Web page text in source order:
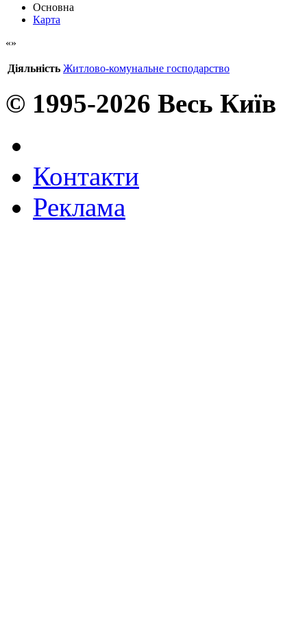
Основна
Карта
Діяльність Житлово-комунальне господарство
© 1995-2026 Весь Київ
Контакти
Реклама